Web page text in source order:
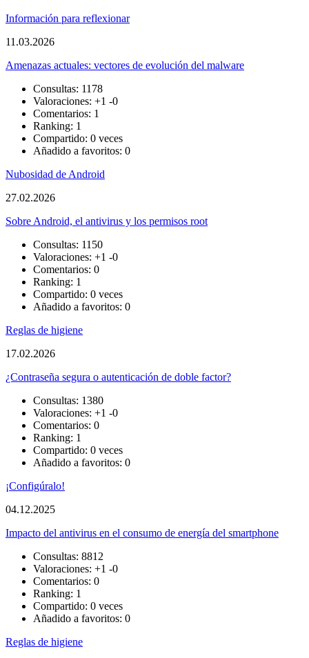
Información para reflexionar
11.03.2026
Amenazas actuales: vectores de evolución del malware
Consultas: 1178
Valoraciones: +1 -0
Comentarios: 1
Ranking: 1
Compartido: 0 veces
Añadido a favoritos: 0
Nubosidad de Android
27.02.2026
Sobre Android, el antivirus y los permisos root
Consultas: 1150
Valoraciones: +1 -0
Comentarios: 0
Ranking: 1
Compartido: 0 veces
Añadido a favoritos: 0
Reglas de higiene
17.02.2026
¿Contraseña segura o autenticación de doble factor?
Consultas: 1380
Valoraciones: +1 -0
Comentarios: 0
Ranking: 1
Compartido: 0 veces
Añadido a favoritos: 0
¡Configúralo!
04.12.2025
Impacto del antivirus en el consumo de energía del smartphone
Consultas: 8812
Valoraciones: +1 -0
Comentarios: 0
Ranking: 1
Compartido: 0 veces
Añadido a favoritos: 0
Reglas de higiene